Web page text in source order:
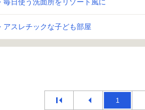
毎日使う洗面所をリゾート風に
アスレチックな子ども部屋
1